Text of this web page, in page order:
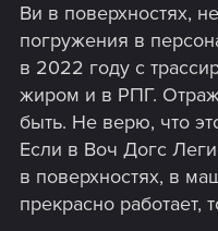
Ви в поверхностях,
погружения в
в 2022 году с
жиром и в РПГ.
быть. Не верю, что
Если в Воч Догс
в поверхностях, в
прекрасно работает,